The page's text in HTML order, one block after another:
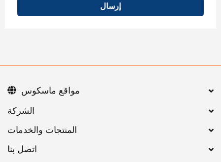
إرسال
اتصل بنا
مواقع ماسكوس